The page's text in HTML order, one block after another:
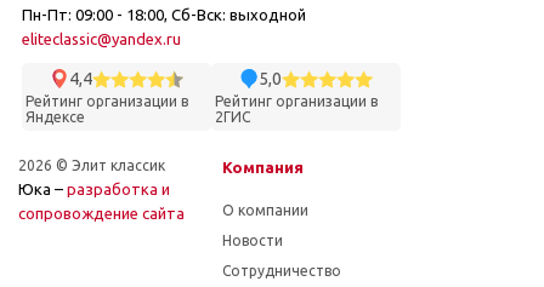
Пн-Пт: 09:00 - 18:00, Сб-Вск: выходной
eliteclassic@yandex.ru
4,4
Рейтинг организации в
Яндексе
5,0
Рейтинг организации в
2ГИС
2026 © Элит классик
Юка – разработка и
cопровождение сайта
Компания
О компании
Новости
Сотрудничество